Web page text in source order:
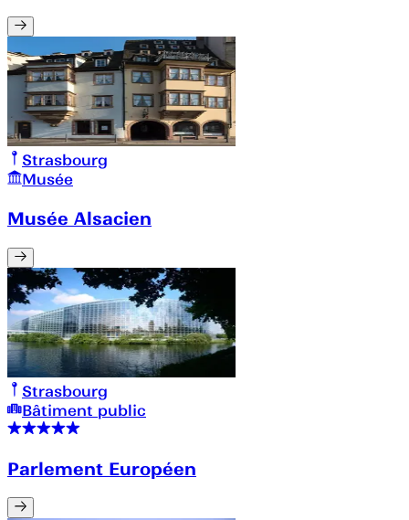
Strasbourg
Musée
Musée Alsacien
Strasbourg
Bâtiment public
Parlement Européen